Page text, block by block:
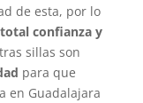
de esta, por lo
confianza y
sillas son
para que
en Guadalajara